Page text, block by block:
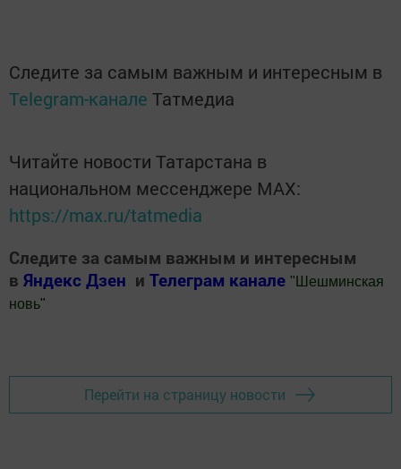
Следите за самым важным и интересным в
Telegram-канале Татмедиа
Читайте новости Татарстана в
национальном мессенджере MАХ:
https://max.ru/tatmedia
Следите за самым важным и интересным
в Яндекс Дзен и Телеграм канале " Шешминская
новь"
Перейти на страницу новости